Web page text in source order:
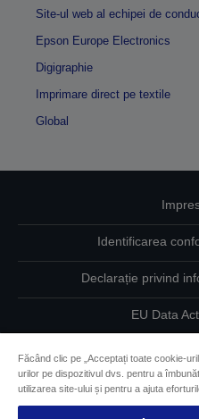
Site-ul web al echipei de
Epson Europe Electronics
Digigraphie
Imprimare direct pe textile
Global
Identificarea
Declarație privind
EU Data
Informaţii
Făcând clic pe „Acceptați toate cookie-
urilor pe dispozitivul dvs. pentru a
utilizarea site-ului și pentru a ajuta